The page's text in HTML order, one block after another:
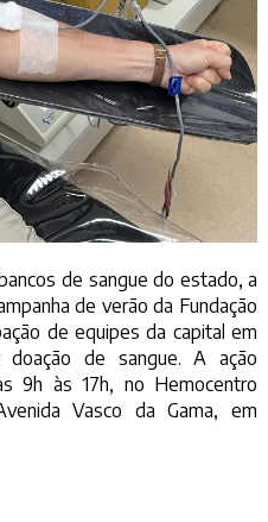
de sangue do estado, a
de verão da Fundação
de equipes da capital em
doação de sangue. A ação
9h às 17h, no Hemocentro
Vasco da Gama, em